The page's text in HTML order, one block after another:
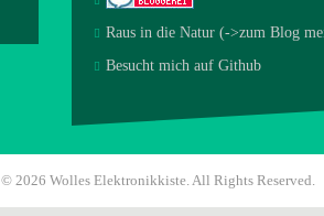
Raus in die Natur (->zum Blog
Besucht mich auf Github
© 2026 Wolles Elektronikkiste. All Rights Reserved.